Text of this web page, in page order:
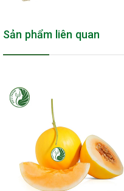
>>> Chúng tôi còn thi công nhà
đặt hệ thống tưới cho dưa lưới,
khi trồng. Đồng thời hỗ trợ kỹ
CÔNG TY TNHH KIEUFARM
21/8 Đường số 25, Khu
phố Thủ Đức, Thành phố Hồ
Địa chỉ kho : 27 Võ Thị Liễu,
Tổng đài: 1900 633 527
Sản phẩm liên quan